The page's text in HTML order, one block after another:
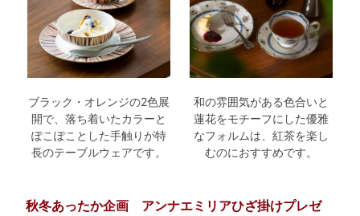
ブラック・オレンジの2色展
開で、落ち着いたカラーと
ぽこぽことした手触りが特
長のテーブルウェアです。
和の雰囲気がある色合いと
蓮花をモチーフにした優雅
なフォルムは、紅茶を楽し
むのにおすすめです。
秋冬あったか企画 アンナエミリアひざ掛けプレゼ